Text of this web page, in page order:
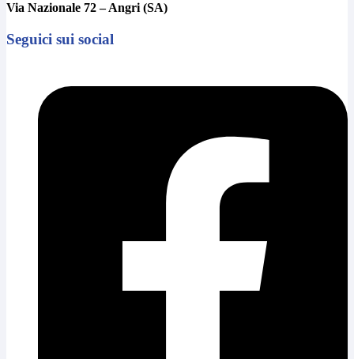
Via Nazionale 72 – Angri (SA)
Seguici sui social